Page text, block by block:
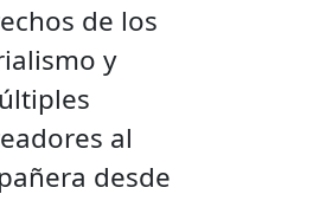
de los
y
al
desde